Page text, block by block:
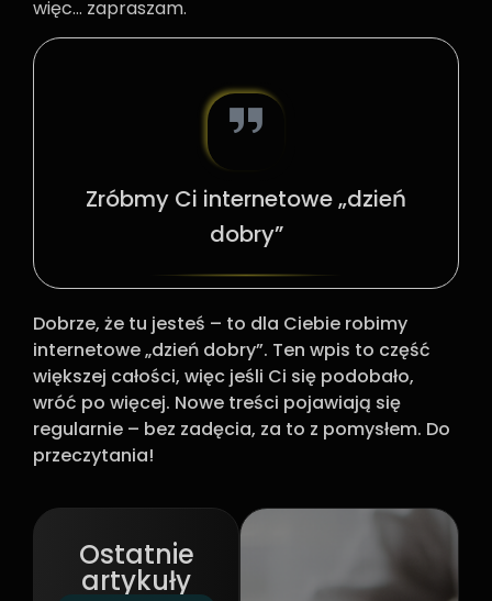
Ostatnie
artykuły
więc… zapraszam.
Zróbmy Ci internetowe „dzień
dobry”
Dobrze, że tu jesteś – to dla Ciebie robimy
internetowe „dzień dobry”. Ten wpis to część
większej całości, więc jeśli Ci się podobało,
wróć po więcej. Nowe treści pojawiają się
regularnie – bez zadęcia, za to z pomysłem. Do
przeczytania!